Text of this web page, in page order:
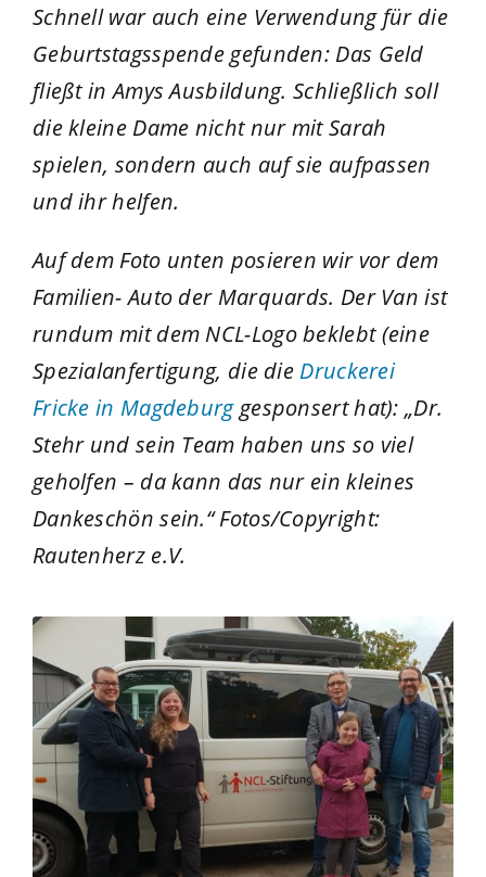
Schnell war auch eine Verwendung für die
Geburtstagsspende gefunden: Das Geld
fließt in Amys Ausbildung. Schließlich soll
die kleine Dame nicht nur mit Sarah
spielen, sondern auch auf sie aufpassen
und ihr helfen.
Auf dem Foto unten posieren wir vor dem
Familien- Auto der Marquards. Der Van ist
rundum mit dem NCL-Logo beklebt (eine
Spezialanfertigung, die die Druckerei
Fricke in Magdeburggesponsert hat): „Dr.
Stehr und sein Team haben uns so viel
geholfen – da kann das nur ein kleines
Dankeschön sein.“ Fotos/Copyright:
Rautenherz e.V.